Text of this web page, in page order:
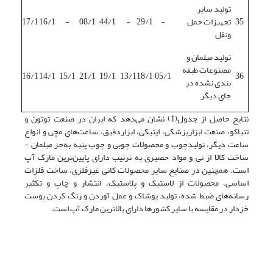
35
تولید سایر
تجهیزات حمل
ونقل
-
29/1
-
44/1
08/1
-
16/1
17/1
36
تولید مبلمان و
مصنوعات طبقه
بندی نشده در
جای دیگر
05/1
18/1
13/1
19/1
21/1
15/1
14/1
16/1
نتایج حاصل از جدول(1) نشان می‌دهد که ایران در صنعت توتون و
تنباکو، صنعت ابزارپزشکی، اپتیکی، ابزاردقیق، ساعت‌های مچی و انواع
ساعت دیگر، تولیدچوب و محصولات چوبی و چوب پنبه به‌جز مبلمان -
ساخت کالا از نی و مواد حصیری به ترتیب دارای پایین‌ترین مارک آپ
است. همچنین در صنایع سایر محصولات کانی غیرفلزی، ساخت فلزات
اساسی، محصولات از لاستیک و پلاستیک، انتشار و چاپ و تکثیر
رسانه‌های ضبط شده، تولید پوشاک و عمل آوردن و رنگ کردن پوست
خزدار در مقایسه با سایر کشورها دارای بالاترین مارک آپ است.